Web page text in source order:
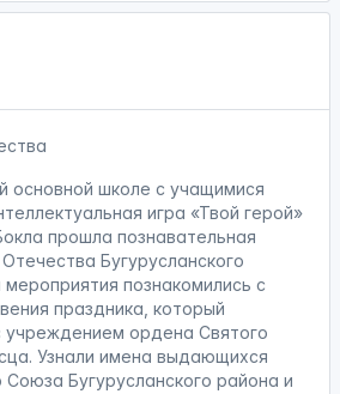
основной школе с учащимися
игра «Твой герой»
прошла познавательная
Бугурусланского
познакомились с
праздника, который
учреждением ордена Святого
Узнали имена выдающихся
Союза Бугурусланского района и